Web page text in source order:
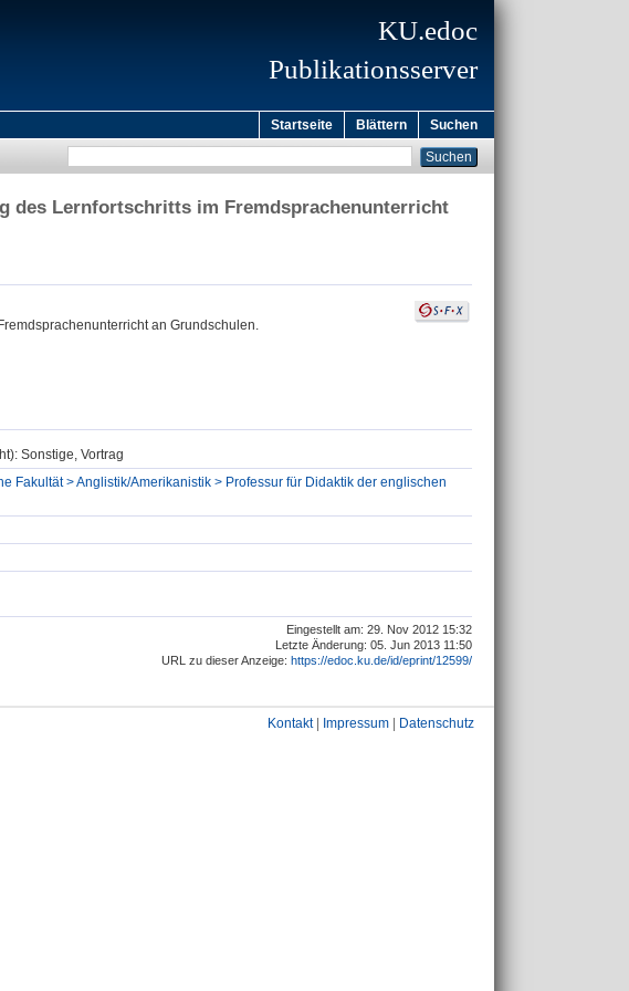
KU.edoc
Publikationsserver
Startseite Blättern Suchen
des Lernfortschritts im Fremdsprachenunterricht
an Grundschulen.
Sonstige, Vortrag
Fakultät > Anglistik/Amerikanistik > Professur für Didaktik der englischen
Eingestellt am: 29. Nov 2012 15:32
Letzte Änderung: 05. Jun 2013 11:50
URL zu dieser Anzeige: https://edoc.ku.de/id/eprint/12599/
Kontakt| Impressum Datenschutz